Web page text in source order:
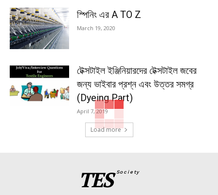
স্পিনিং এর A TO Z
March 19, 2020
টেক্সটাইল ইঞ্জিনিয়ারদের টেক্সটাইল জবের
জন্য ভাইবার প্রশ্ন এবং উত্তর সমগ্র
(Dyeing Part)
April 7, 2019
Load more
TES Society